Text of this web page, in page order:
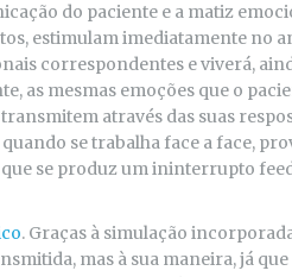
do paciente e a matiz
estimulam imediatamente no
correspondentes e viverá,
as mesmas emoções que o
através das suas
se trabalha face a face,
se produz um ininterrupto
. Graças à simulação
mas à sua maneira, já